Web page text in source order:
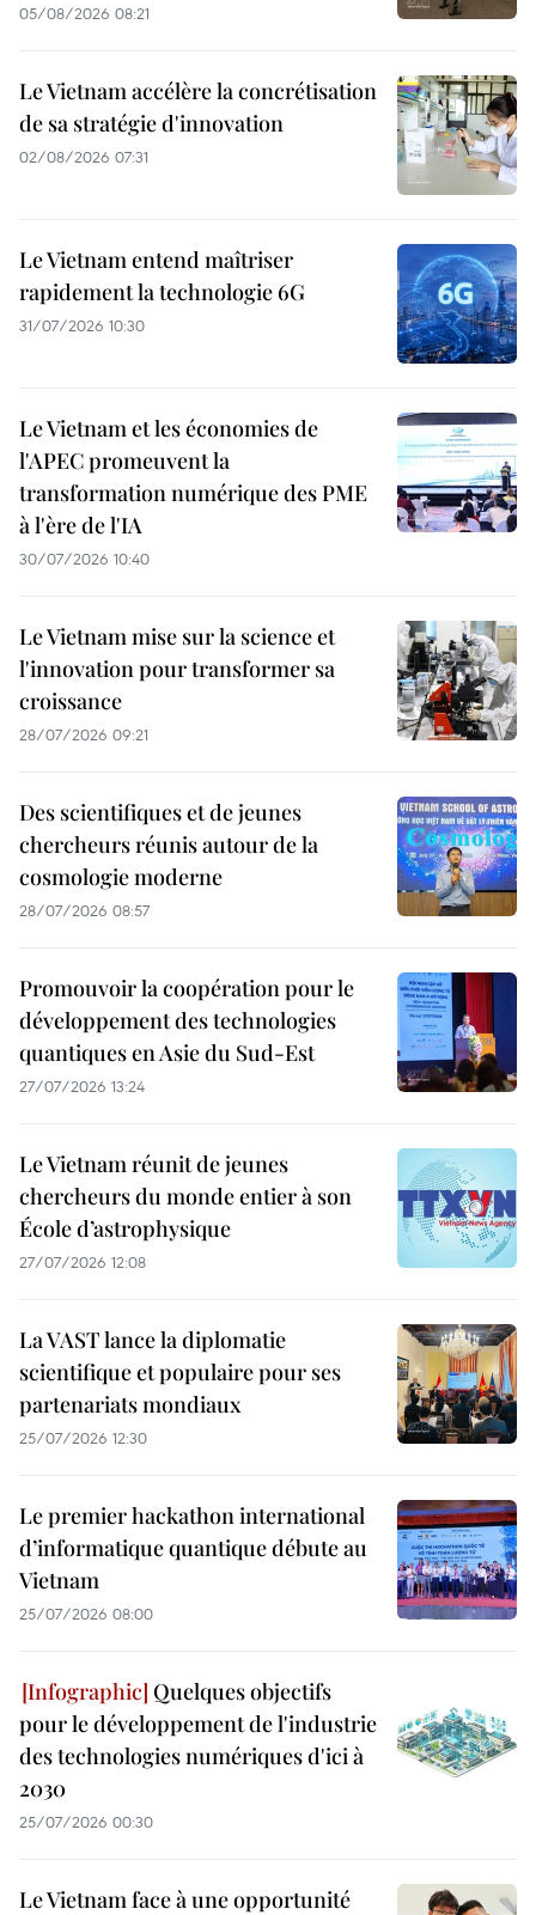
05/08/2026 08:21
Le Vietnam accélère la concrétisation
de sa stratégie d'innovation
02/08/2026 07:31
Le Vietnam entend maîtriser
rapidement la technologie 6G
31/07/2026 10:30
Le Vietnam et les économies de
l'APEC promeuvent la
transformation numérique des PME
à l'ère de l'IA
30/07/2026 10:40
Le Vietnam mise sur la science et
l'innovation pour transformer sa
croissance
28/07/2026 09:21
Des scientifiques et de jeunes
chercheurs réunis autour de la
cosmologie moderne
28/07/2026 08:57
Promouvoir la coopération pour le
développement des technologies
quantiques en Asie du Sud-Est
27/07/2026 13:24
Le Vietnam réunit de jeunes
chercheurs du monde entier à son
École d’astrophysique
27/07/2026 12:08
La VAST lance la diplomatie
scientifique et populaire pour ses
partenariats mondiaux
25/07/2026 12:30
Le premier hackathon international
d’informatique quantique débute au
Vietnam
25/07/2026 08:00
Quelques objectifs
pour le développement de l'industrie
des technologies numériques d'ici à
2030
25/07/2026 00:30
Le Vietnam face à une opportunité